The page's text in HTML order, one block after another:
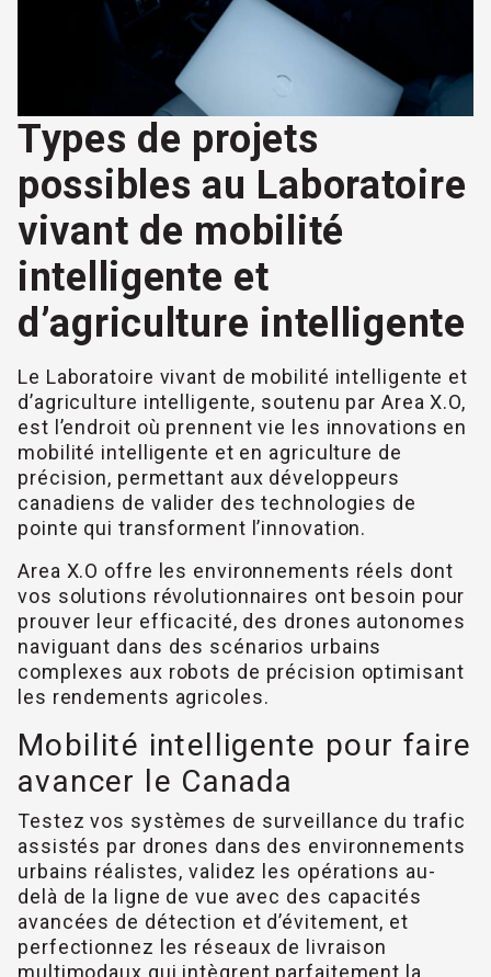
Types de projets
possibles au Laboratoire
vivant de mobilité
intelligente et
d’agriculture intelligente
Le Laboratoire vivant de mobilité intelligente et
d’agriculture intelligente, soutenu par Area X.O,
est l’endroit où prennent vie les innovations en
mobilité intelligente et en agriculture de
précision, permettant aux développeurs
canadiens de valider des technologies de
pointe qui transforment l’innovation.
Area X.O offre les environnements réels dont
vos solutions révolutionnaires ont besoin pour
prouver leur efficacité, des drones autonomes
naviguant dans des scénarios urbains
complexes aux robots de précision optimisant
les rendements agricoles.
Mobilité intelligente pour faire
avancer le Canada
Testez vos systèmes de surveillance du trafic
assistés par drones dans des environnements
urbains réalistes, validez les opérations au-
delà de la ligne de vue avec des capacités
avancées de détection et d’évitement, et
perfectionnez les réseaux de livraison
multimodaux qui intègrent parfaitement la